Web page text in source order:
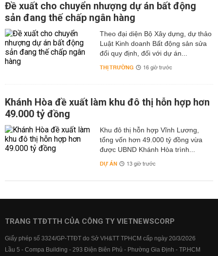
Đề xuất cho chuyển nhượng dự án bất động
sản đang thế chấp ngân hàng
Theo đại diện Bộ Xây dựng, dự thảo
Luật Kinh doanh Bất động sản sửa
đổi quy định, đối với dự án...
THỊ TRƯỜNG 16 giờ trước
Khánh Hòa đề xuất làm khu đô thị hỗn hợp hơn
49.000 tỷ đồng
Khu đô thị hỗn hợp Vĩnh Lương,
tổng vốn hơn 49.000 tỷ đồng vừa
được UBND Khánh Hòa trình...
DỰ ÁN 13 giờ trước
TRANG TTĐTTH CỦA CÔNG TY VIETNEWSCORP
Giấy phép số 3324/GP-TTĐT do Sở VH&TT TPHCM cấp ngày 20/3/2026
Lầu 5 - Compa Building - 293 Điện Biên Phủ - Phường Gia Định - TP.HCM